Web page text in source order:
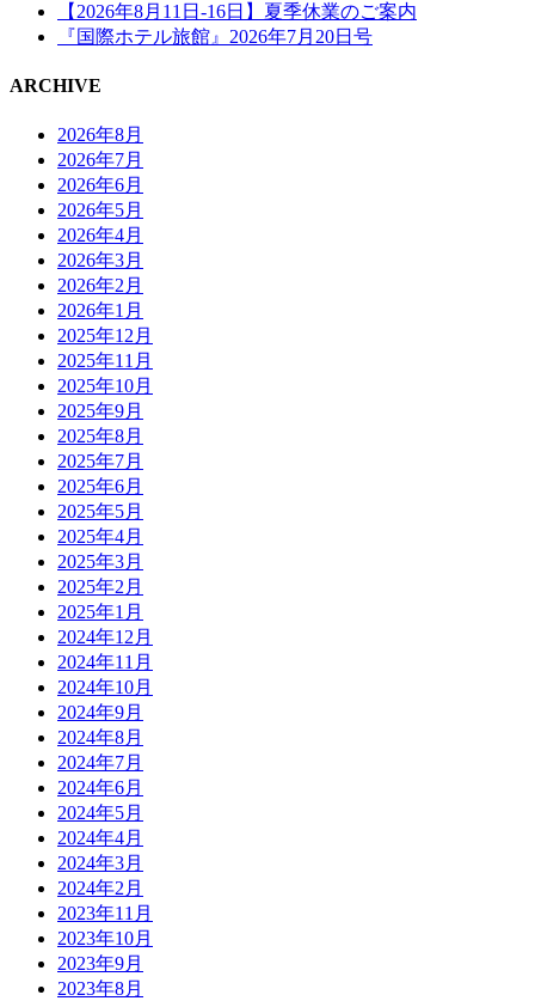
【2026年8月11日‐16日】夏季休業のご案内
『国際ホテル旅館』2026年7月20日号
ARCHIVE
2026年8月
2026年7月
2026年6月
2026年5月
2026年4月
2026年3月
2026年2月
2026年1月
2025年12月
2025年11月
2025年10月
2025年9月
2025年8月
2025年7月
2025年6月
2025年5月
2025年4月
2025年3月
2025年2月
2025年1月
2024年12月
2024年11月
2024年10月
2024年9月
2024年8月
2024年7月
2024年6月
2024年5月
2024年4月
2024年3月
2024年2月
2023年11月
2023年10月
2023年9月
2023年8月